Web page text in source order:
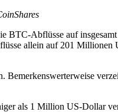
BTC-Abflüsse auf
allein auf 201 Millionen
als 1 Million US-Dollar